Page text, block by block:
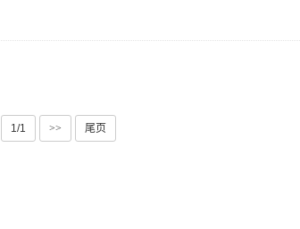
1/1 >> 尾页